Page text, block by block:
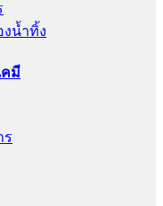
น้ำทิ้ง
คมี
ร